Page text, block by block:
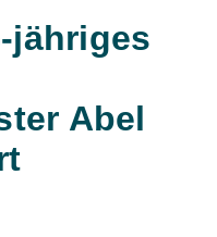
jähriges
Abel